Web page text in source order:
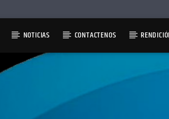
NOTICIAS CONTACTENOS